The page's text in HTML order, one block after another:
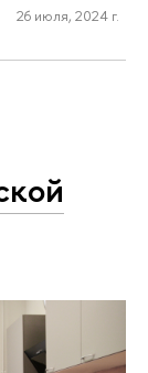
26 июля, 2024 г.